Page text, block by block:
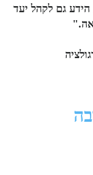
הידע גם לקהל יעד